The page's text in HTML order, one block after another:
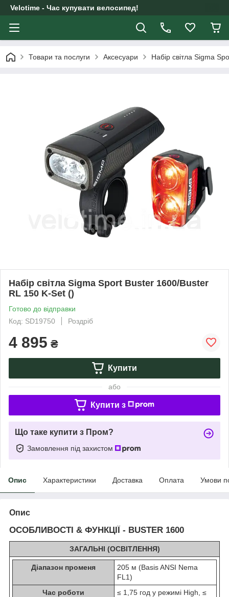
Velotime - Час купувати велосипед!
Товари та послуги Аксесуари Набір світла Sigma
Набір світла Sigma Sport Buster 1600/Buster
RL 150 K-Set ()
Готово до відправки
Код: SD19750
Роздріб
4 895 ₴
Купити
або
Купити з
Що таке купити з Пром?
Замовлення під захистом
Опис Характеристики Доставка Оплата Умови
Опис
ОСОБЛИВОСТІ & ФУНКЦІЇ - BUSTER 1600
ЗАГАЛЬНІ (ОСВІТЛЕННЯ)
Діапазон променя
205 м (Basis ANSI Nema
FL1)
Час роботи
≤ 1,75 год у режимі High, ≤